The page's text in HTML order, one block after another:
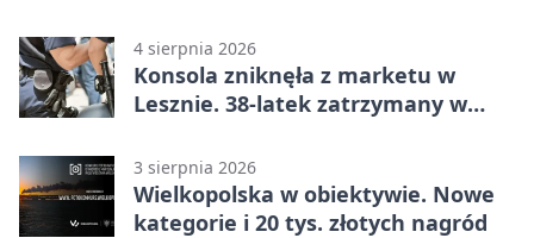
4 sierpnia 2026
Konsola zniknęła z marketu w
Lesznie. 38-latek zatrzymany w
3 sierpnia 2026
Wielkopolska w obiektywie. Nowe
kategorie i 20 tys. złotych nagród